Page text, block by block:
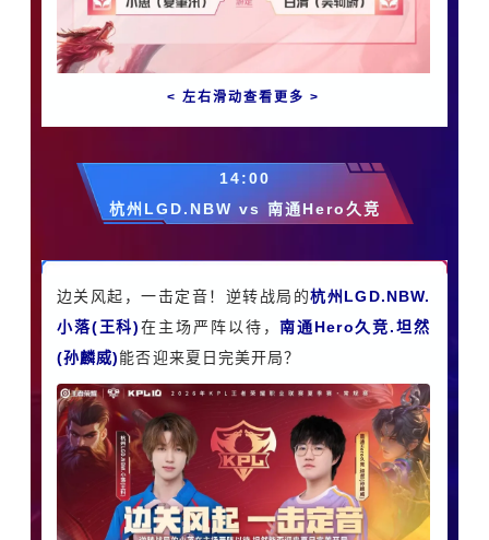
< 左右滑动查看更多 >
14:00
杭州LGD.NBW vs 南通Hero久竞
边关风起，一击定音！ 逆转战局的杭州LGD.NBW.
小落(王科)在主场严阵以待，南通Hero久竞.坦然
(孙麟威)能否迎来夏日完美开局？